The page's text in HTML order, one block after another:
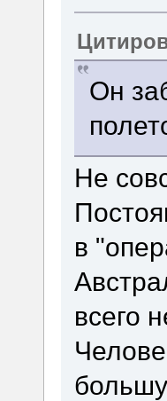
Он
Не
в
всего